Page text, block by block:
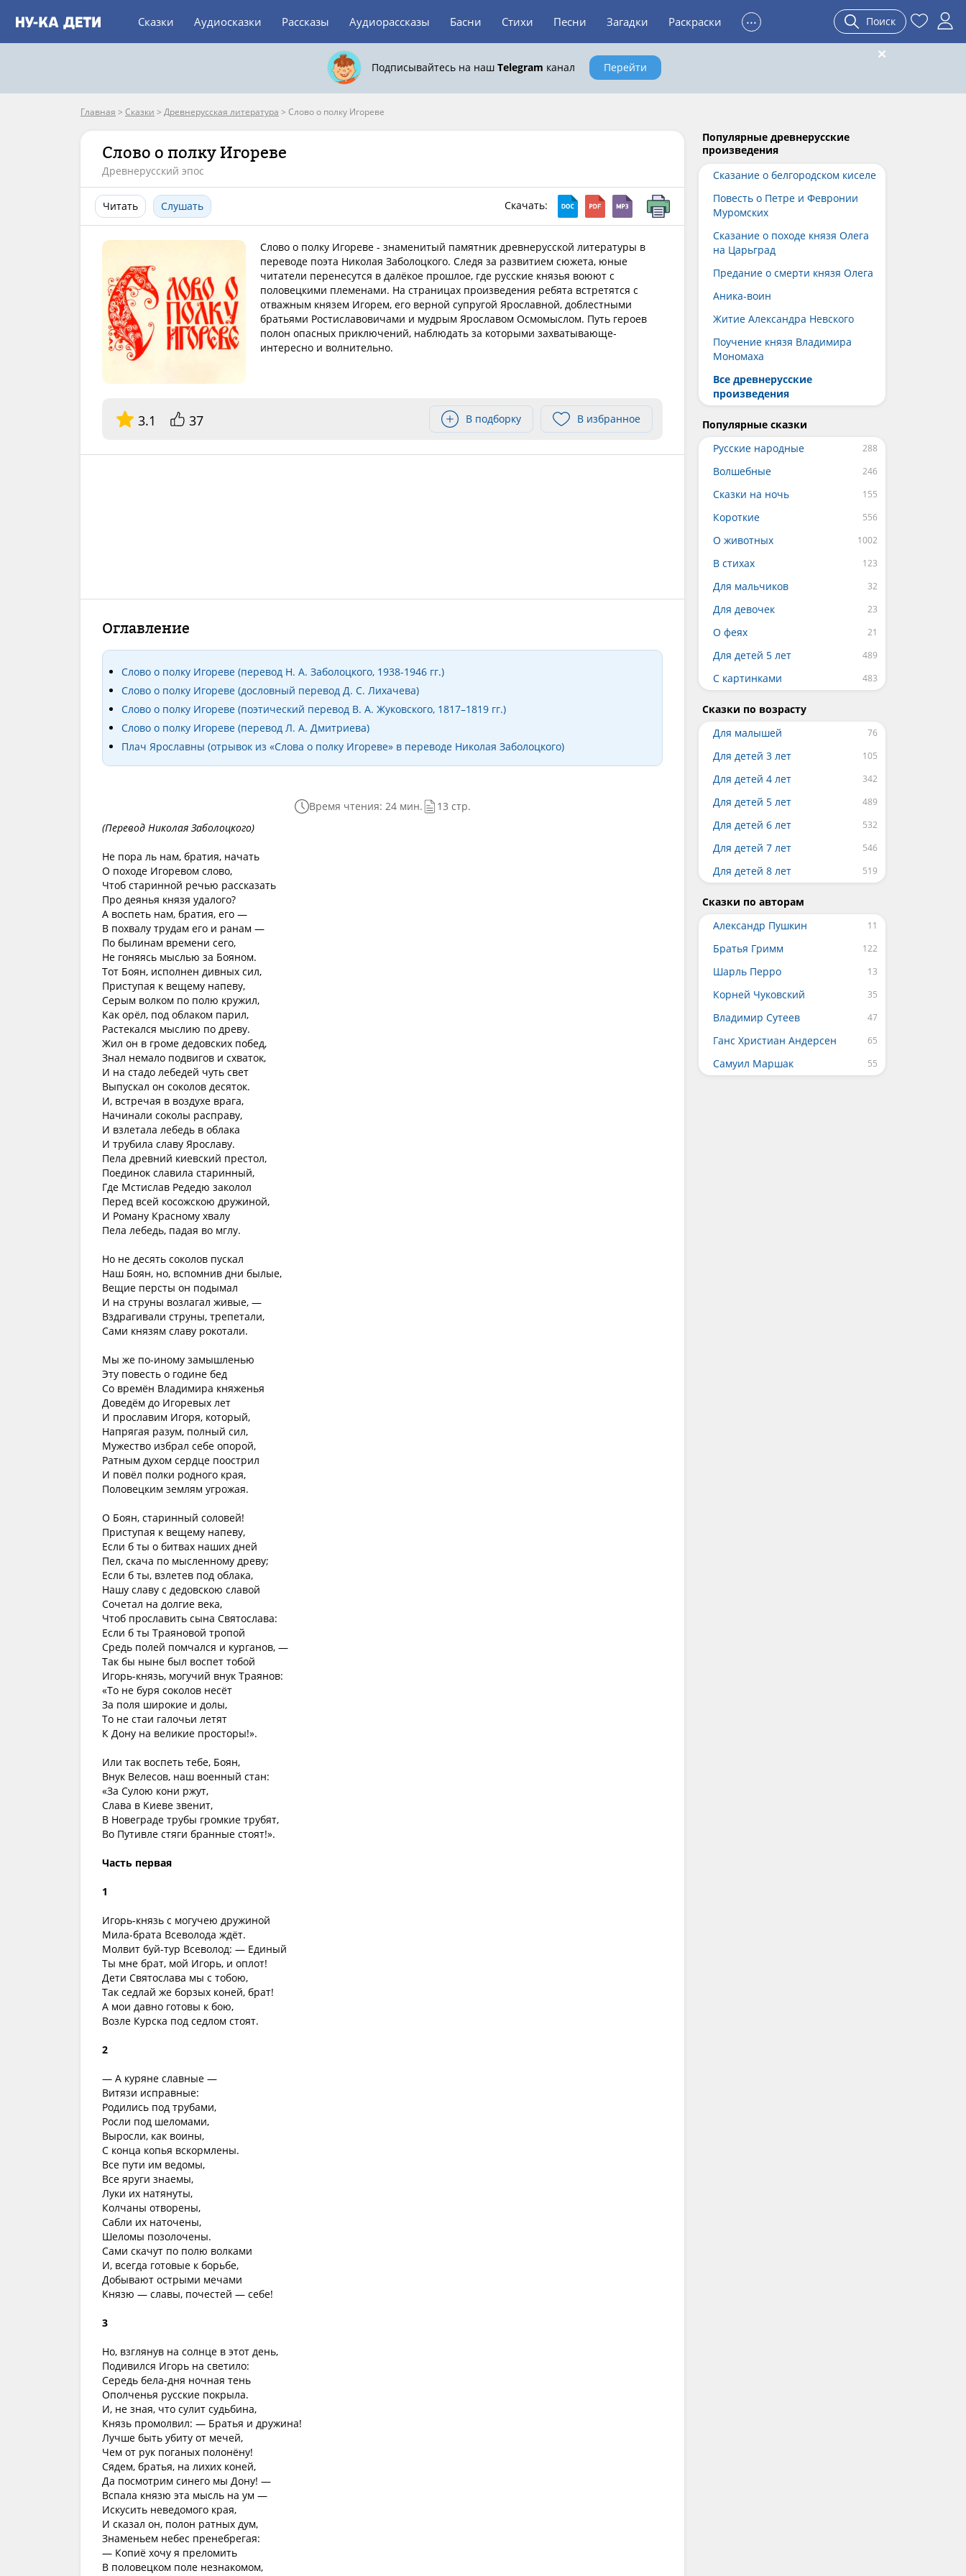
Сказки Аудиосказки Рассказы Аудиорассказы Басни Стихи Песни Загадки Раскраски ... Поиск
Подписывайтесь на наш Telegram канал Перейти
Главная > Сказки > Древнерусская литература > Слово о полку Игореве
Слово о полку Игореве
Древнерусский эпос
Читать Слушать Скачать:
Слово о полку Игореве - знаменитый памятник древнерусской литературы в
переводе поэта Николая Заболоцкого. Следя за развитием сюжета, юные
читатели перенесутся в далёкое прошлое, где русские князья воюют с
половецкими племенами. На страницах произведения ребята встретятся с
отважным князем Игорем, его верной супругой Ярославной, доблестными
братьями Ростиславовичами и мудрым Ярославом Осмомыслом. Путь героев
полон опасных приключений, наблюдать за которыми захватывающе-
интересно и волнительно.
3.1 37 В подборку В избранное
Оглавление
Слово о полку Игореве (перевод Н. А. Заболоцкого, 1938-1946 гг.)
Слово о полку Игореве (дословный перевод Д. С. Лихачева)
Слово о полку Игореве (поэтический перевод В. А. Жуковского, 1817–1819 гг.)
Слово о полку Игореве (перевод Л. А. Дмитриева)
Плач Ярославны (отрывок из «Слова о полку Игореве» в переводе Николая Заболоцкого)
Время чтения: 24 мин.
13 стр.
(Перевод Николая Заболоцкого)
Не пора ль нам, братия, начать
О походе Игоревом слово,
Чтоб старинной речью рассказать
Про деянья князя удалого?
А воспеть нам, братия, его —
В похвалу трудам его и ранам —
По былинам времени сего,
Не гоняясь мыслью за Бояном.
Тот Боян, исполнен дивных сил,
Приступая к вещему напеву,
Серым волком по полю кружил,
Как орёл, под облаком парил,
Растекался мыслию по древу.
Жил он в громе дедовских побед,
Знал немало подвигов и схваток,
И на стадо лебедей чуть свет
Выпускал он соколов десяток.
И, встречая в воздухе врага,
Начинали соколы расправу,
И взлетала лебедь в облака
И трубила славу Ярославу.
Пела древний киевский престол,
Поединок славила старинный,
Где Мстислав Редедю заколол
Перед всей косожскою дружиной,
И Роману Красному хвалу
Пела лебедь, падая во мглу.
Но не десять соколов пускал
Наш Боян, но, вспомнив дни былые,
Вещие персты он подымал
И на струны возлагал живые, —
Вздрагивали струны, трепетали,
Сами князям славу рокотали.
Мы же по-иному замышленью
Эту повесть о године бед
Со времён Владимира княженья
Доведём до Игоревых лет
И прославим Игоря, который,
Напрягая разум, полный сил,
Мужество избрал себе опорой,
Ратным духом сердце поострил
И повёл полки родного края,
Половецким землям угрожая.
О Боян, старинный соловей!
Приступая к вещему напеву,
Если б ты о битвах наших дней
Пел, скача по мысленному древу;
Если б ты, взлетев под облака,
Нашу славу с дедовскою славой
Сочетал на долгие века,
Чтоб прославить сына Святослава:
Если б ты Траяновой тропой
Средь полей помчался и курганов, —
Так бы ныне был воспет тобой
Игорь-князь, могучий внук Траянов:
«То не буря соколов несёт
За поля широкие и долы,
То не стаи галочьи летят
К Дону на великие просторы!».
Или так воспеть тебе, Боян,
Внук Велесов, наш военный стан:
«За Сулою кони ржут,
Слава в Киеве звенит,
В Новеграде трубы громкие трубят,
Во Путивле стяги бранные стоят!».
Часть первая
1
Игорь-князь с могучею дружиной
Мила-брата Всеволода ждёт.
Молвит буй-тур Всеволод: — Единый
Ты мне брат, мой Игорь, и оплот!
Дети Святослава мы с тобою,
Так седлай же борзых коней, брат!
А мои давно готовы к бою,
Возле Курска под седлом стоят.
2
— А куряне славные —
Витязи исправные:
Родились под трубами,
Росли под шеломами,
Выросли, как воины,
С конца копья вскормлены.
Все пути им ведомы,
Все яруги знаемы,
Луки их натянуты,
Колчаны отворены,
Сабли их наточены,
Шеломы позолочены.
Сами скачут по полю волками
И, всегда готовые к борьбе,
Добывают острыми мечами
Князю — славы, почестей — себе!
3
Но, взглянув на солнце в этот день,
Подивился Игорь на светило:
Середь бела-дня ночная тень
Ополченья русские покрыла.
И, не зная, что сулит судьбина,
Князь промолвил: — Братья и дружина!
Лучше быть убиту от мечей,
Чем от рук поганых полонёну!
Сядем, братья, на лихих коней,
Да посмотрим синего мы Дону! —
Вспала князю эта мысль на ум —
Искусить неведомого края,
И сказал он, полон ратных дум,
Знаменьем небес пренебрегая:
— Копиё хочу я преломить
В половецком поле незнакомом,
Популярные древнерусские
произведения
Сказание о белгородском киселе
Повесть о Петре и Февронии
Муромских
Сказание о походе князя Олега
на Царьград
Предание о смерти князя Олега
Аника-воин
Житие Александра Невского
Поучение князя Владимира
Мономаха
Все древнерусские
произведения
Популярные сказки
Русские народные
Волшебные
Сказки на ночь
Короткие
О животных
В стихах
Для мальчиков
Для девочек
О феях
Для детей 5 лет
С картинками
Сказки по возрасту
Для малышей
Для детей 3 лет
Для детей 4 лет
Для детей 5 лет
Для детей 6 лет
Для детей 7 лет
Для детей 8 лет
Сказки по авторам
Александр Пушкин
Братья Гримм
Шарль Перро
Корней Чуковский
Владимир Сутеев
Ганс Христиан Андерсен
Самуил Маршак